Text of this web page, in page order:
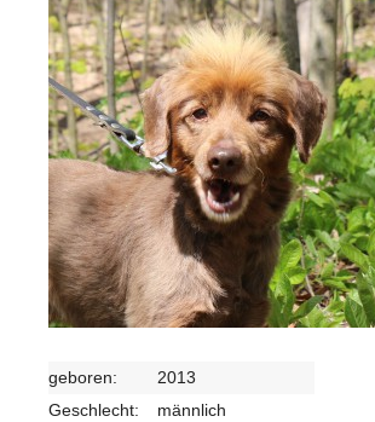
geboren:
2013
Geschlecht:
männlich